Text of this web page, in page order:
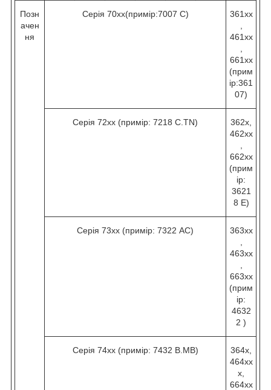
Позн
ачен
ня
Серія 70хх(примір:7007 C)
361хх
461хх
661хх
(прим
ір:361
07)
Серія 72хх (примір: 7218 C.TN)
362х,
462хх
662хх
(прим
ір:
3621
8 Е)
Серія 73хх (примір: 7322 AC)
363хх
463хх
663хх
(прим
ір:
4632
2 )
Серія 74хх (примір: 7432 B.МВ)
364х,
464хх
х,
664хх